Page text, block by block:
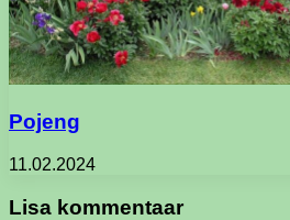
Pojeng
11.02.2024
Lisa kommentaar